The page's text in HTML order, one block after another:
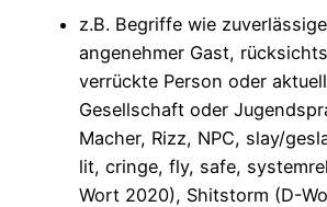
z.B. Begriffe wie
angenehmer Gast,
verrückte Person oder
Gesellschaft oder
Macher, Rizz, NPC, slay/
lit, cringe, fly, safe,
Wort 2020), Shitstorm (D-